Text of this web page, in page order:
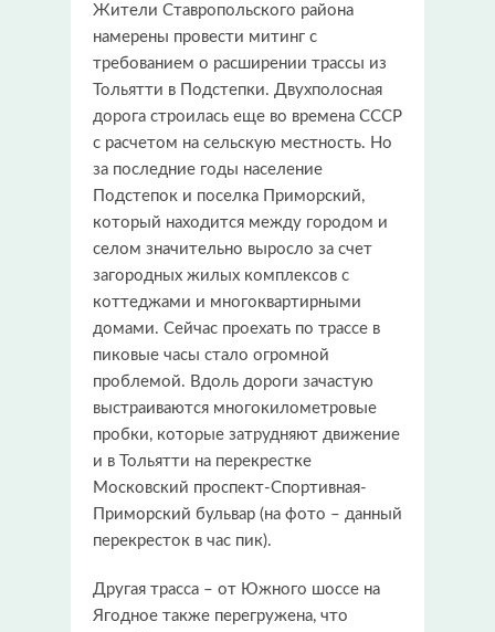
Жители Ставропольского района
намерены провести митинг с
требованием о расширении трассы из
Тольятти в Подстепки. Двухполосная
дорога строилась еще во времена СССР
с расчетом на сельскую местность. Но
за последние годы население
Подстепок и поселка Приморский,
который находится между городом и
селом значительно выросло за счет
загородных жилых комплексов с
коттеджами и многоквартирными
домами. Сейчас проехать по трассе в
пиковые часы стало огромной
проблемой. Вдоль дороги зачастую
выстраиваются многокилометровые
пробки, которые затрудняют движение
и в Тольятти на перекрестке
Московский проспект-Спортивная-
Приморский бульвар (на фото – данный
перекресток в час пик).
Другая трасса – от Южного шоссе на
Ягодное также перегружена, что